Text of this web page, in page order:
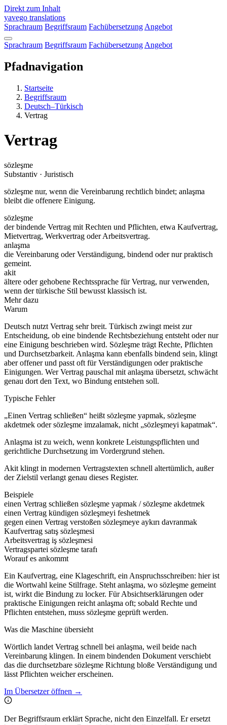
Direkt zum Inhalt
yavego translations
Sprachraum Begriffsraum Fachübersetzung Angebot
Sprachraum Begriffsraum Fachübersetzung Angebot
Pfadnavigation
Startseite
Begriffsraum
Deutsch–Türkisch
Vertrag
Vertrag
sözleşme
Substantiv · Juristisch
sözleşme nur, wenn die Vereinbarung rechtlich bindet; anlaşma
bleibt die offenere Einigung.
sözleşme
der bindende Vertrag mit Rechten und Pflichten, etwa Kaufvertrag,
Mietvertrag, Werkvertrag oder Arbeitsvertrag.
anlaşma
die Vereinbarung oder Verständigung, bindend oder nur praktisch
gemeint.
akit
ältere oder gehobene Rechtssprache für Vertrag, nur verwenden,
wenn der türkische Stil bewusst klassisch ist.
Mehr dazu
Warum
Deutsch nutzt Vertrag sehr breit. Türkisch zwingt meist zur
Entscheidung, ob eine bindende Rechtsbeziehung entsteht oder nur
eine Einigung beschrieben wird. Sözleşme trägt Rechte, Pflichten
und Durchsetzbarkeit. Anlaşma kann ebenfalls bindend sein, klingt
aber offener und passt oft für Verständigungen oder praktische
Einigungen. Wer Vertrag pauschal mit anlaşma übersetzt, schwächt
genau dort den Text, wo Bindung entstehen soll.
Typische Fehler
„Einen Vertrag schließen“ heißt sözleşme yapmak, sözleşme
akdetmek oder sözleşme imzalamak, nicht „sözleşmeyi kapatmak“.
Anlaşma ist zu weich, wenn konkrete Leistungspflichten und
gerichtliche Durchsetzung im Vordergrund stehen.
Akit klingt in modernen Vertragstexten schnell altertümlich, außer
der Zielstil verlangt genau dieses Register.
Beispiele
einen Vertrag schließen sözleşme yapmak / sözleşme akdetmek
einen Vertrag kündigen sözleşmeyi feshetmek
gegen einen Vertrag verstoßen sözleşmeye aykırı davranmak
Kaufvertrag satış sözleşmesi
Arbeitsvertrag iş sözleşmesi
Vertragspartei sözleşme tarafı
Worauf es ankommt
Ein Kaufvertrag, eine Klageschrift, ein Anspruchsschreiben: hier ist
die Wortwahl keine Stilfrage. Steht anlaşma, wo sözleşme gemeint
ist, wirkt die Bindung zu locker. Für Absichtserklärungen oder
praktische Einigungen reicht anlaşma oft; sobald Rechte und
Pflichten entstehen, muss sözleşme geprüft werden.
Was die Maschine übersieht
Wörtlich landet Vertrag schnell bei anlaşma, weil beide nach
Vereinbarung klingen. In einem bindenden Dokument verschiebt
das die durchsetzbare sözleşme Richtung bloße Verständigung und
lässt Pflichten weicher erscheinen.
Im Übersetzer öffnen →
Der Begriffsraum erklärt Sprache, nicht den Einzelfall. Er ersetzt